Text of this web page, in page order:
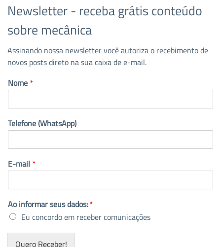
Newsletter - receba grátis conteúdo
sobre mecânica
Assinando nossa newsletter você autoriza o recebimento de
novos posts direto na sua caixa de e-mail.
Nome *
Telefone (WhatsApp)
E-mail *
Ao informar seus dados: *
Eu concordo em receber comunicações
Quero Receber!